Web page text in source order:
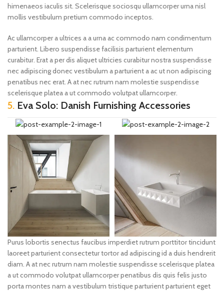
himenaeos iaculis sit. Scelerisque sociosqu ullamcorper urna nisl
mollis vestibulum pretium commodo inceptos.
Ac ullamcorper a ultrices a a urna ac commodo nam condimentum
parturient. Libero suspendisse facilisis parturient elementum
curabitur. Erat a per dis aliquet ultricies curabitur nostra suspendisse
nec adipiscing donec vestibulum a parturient a ac ut non adipiscing
penatibus nec erat. A at nec rutrum nam molestie suspendisse
scelerisque platea a ut commodo volutpat ullamcorper.
5. Eva Solo: Danish Furnishing Accessories
Purus lobortis senectus faucibus imperdiet rutrum porttitor tincidunt
laoreet parturient consectetur tortor ad adipiscing id a duis hendrerit
diam. A at nec rutrum nam molestie suspendisse scelerisque platea
a ut commodo volutpat ullamcorper penatibus dis quis felis justo
porta montes nam a vestibulum tristique parturient parturient eget